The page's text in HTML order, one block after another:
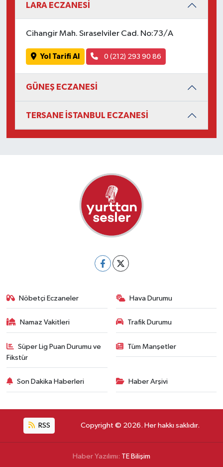
LARA ECZANESİ
Cihangir Mah. Sıraselviler Cad. No:73/A
Yol Tarifi Al 0 (212) 293 90 86
GÜNEŞ ECZANESİ
TERSANE İSTANBUL ECZANESİ
Nöbetçi Eczaneler Hava Durumu
Namaz Vakitleri Trafik Durumu
Süper Lig Puan Durumu ve
Fikstür
Tüm Manşetler
Son Dakika Haberleri Haber Arşivi
RSS Copyright © 2026. Her hakkı saklıdır.
Haber Yazılımı: TE Bilişim